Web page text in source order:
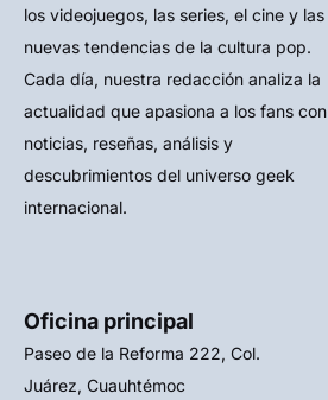
los videojuegos, las series, el cine y las
nuevas tendencias de la cultura pop.
Cada día, nuestra redacción analiza la
actualidad que apasiona a los fans con
noticias, reseñas, análisis y
descubrimientos del universo geek
internacional.
Oficina principal
Paseo de la Reforma 222, Col.
Juárez, Cuauhtémoc